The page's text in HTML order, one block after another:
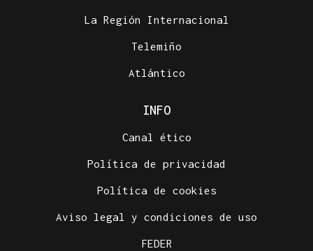
La Región Internacional
Telemiño
Atlántico
INFO
Canal ético
Política de privacidad
Política de cookies
Aviso legal y condiciones de uso
FEDER